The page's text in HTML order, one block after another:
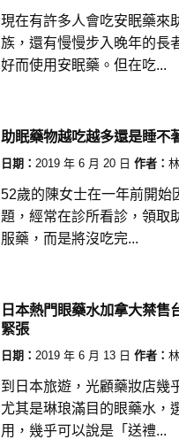
現在有許多人會吃安眠藥來
族，還有慢慢步入晚年的長
好而使用安眠藥。但在吃...
助眠藥物越吃越多還是睡不
日期： 2019 年 6 月 20 日 作者：
52歲的陳女士在一年前開始
題，經常在診所看診，領取
服藥，而是將沒吃完...
日本熱門眼藥水加拿大禁售
緊張
日期： 2019 年 6 月 13 日 作者：
到日本旅遊，光顧藥妝店幾
尤其是琳琅滿目的眼藥水，
用，幾乎可以說是「送禮...